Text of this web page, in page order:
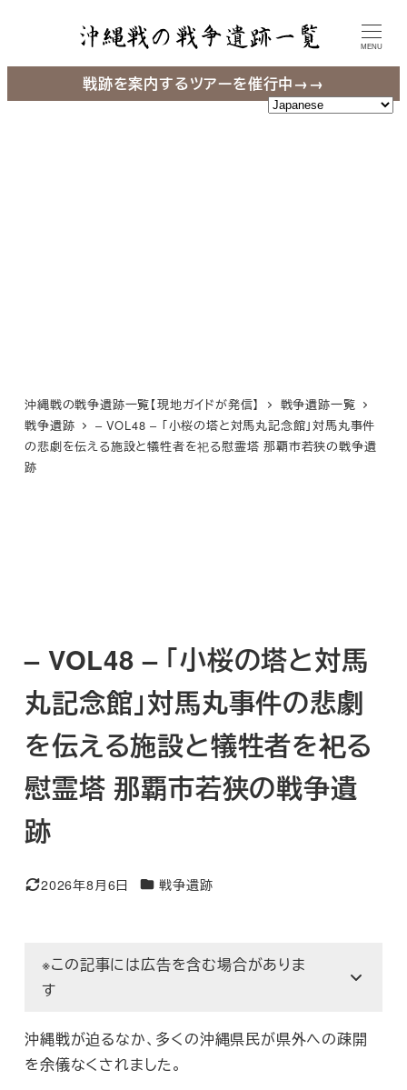
ン
MENU
戦跡を案内するツアーを催行中→→
沖縄戦の戦争遺跡一覧【現地ガイドが発信】
戦争遺跡一覧
戦争遺跡
– VOL48 – 「小桜の塔と対馬丸記念館」対馬丸事件
の悲劇を伝える施設と犠牲者を祀る慰霊塔 那覇市若狭の戦争遺
跡
– VOL48 – 「小桜の塔と対馬
丸記念館」対馬丸事件の悲劇
を伝える施設と犠牲者を祀る
慰霊塔 那覇市若狭の戦争遺
跡
更新日
2026年8月6日 カテゴリー
戦争遺跡
※この記事には広告を含む場合がありま
す
沖縄戦が迫るなか、多くの沖縄県民が県外への疎開
を余儀なくされました。